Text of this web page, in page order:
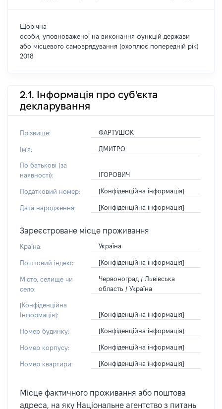
Щорічна
особи, уповноваженої на виконання функцій держави
або місцевого самоврядування (охоплює попередній рік)
2018
2.1. Інформація про суб'єкта
декларування
Прізвище: ФАРТУШОК
Ім'я: ДМИТРО
По батькові (за
наявності):
ІГОРОВИЧ
Податковий номер: [Конфіденційна інформація]
Дата народження: [Конфіденційна інформація]
Зареєстроване місце проживання
Країна: Україна
Поштовий індекс: [Конфіденційна інформація]
Місто, селище чи
село:
Червоноград / Львівська
область / Україна
[Конфіденційна
Інформація]:
[Конфіденційна інформація]
Номер будинку: [Конфіденційна інформація]
Номер корпусу: [Конфіденційна інформація]
Номер квартири: [Конфіденційна інформація]
Місце фактичного проживання або поштова
адреса, на яку Національне агентство з питань